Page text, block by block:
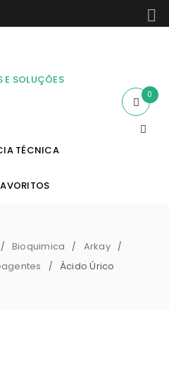
E SOLUÇÕES
TÉCNICA
0
/ Bioquimica / Arkay /
/ Ácido Úrico